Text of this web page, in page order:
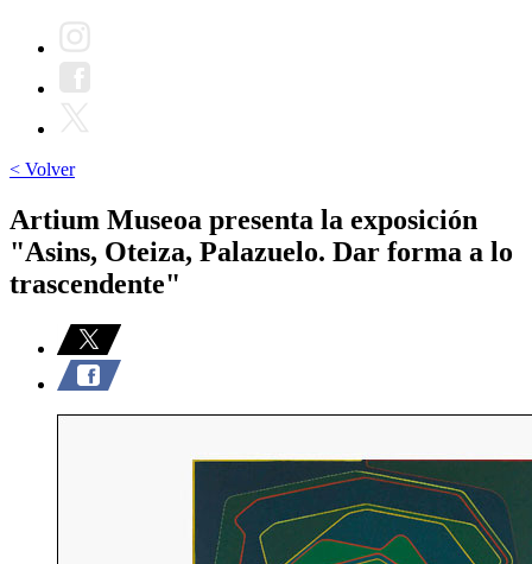
< Volver
Artium Museoa presenta la exposición
"Asins, Oteiza, Palazuelo. Dar forma a lo
trascendente"